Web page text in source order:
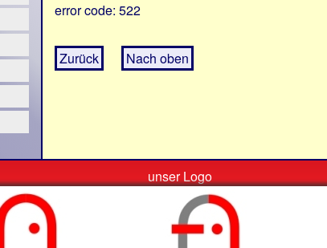
error code: 522
Zurück Nach oben
unser Logo